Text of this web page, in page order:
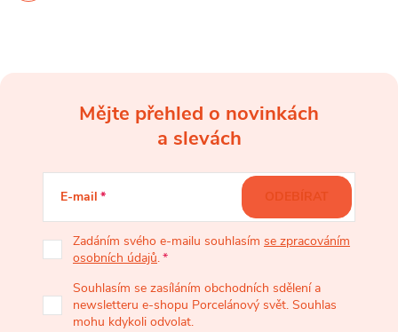
Mějte přehled o novinkách
a slevách
E-mail
Zadáním svého e-mailu souhlasím se zpracováním
osobních údajů.
Souhlasím se zasíláním obchodních sdělení a
newsletteru e-shopu Porcelánový svět. Souhlas
mohu kdykoli odvolat.
ODEBÍRAT